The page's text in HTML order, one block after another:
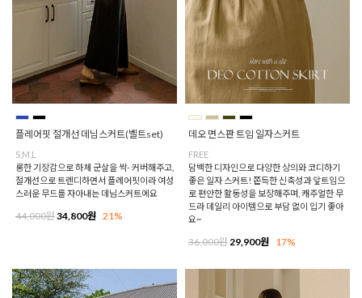
플레어핏 절개선 데님스커트(벨트set)
S,M,L
롱한 기장감으로 하체 군살을 싹- 커버해주고,
절개선으로 트렌디하면서 플레어핏이라 여성
스러운 무드를 자아내는 데님스커트에요
44,000원34,800원 21%
데오 면스판 트임 일자스커트
FREE
담백한 디자인으로 다양한 상의와 코디하기
좋은 일자 스커트! 쫀득한 신축성과 앞트임으
로 편안한 활동성을 보장해주며, 캐주얼한 무
드라 데일리 아이템으로 부담 없이 입기 좋아
요~
36,000원29,900원 17%